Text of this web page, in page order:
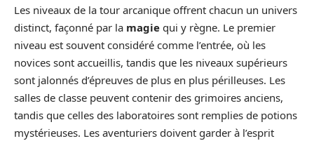
Les niveaux de la tour arcanique offrent chacun un univers
distinct, façonné par la magie qui y règne. Le premier
niveau est souvent considéré comme l’entrée, où les
novices sont accueillis, tandis que les niveaux supérieurs
sont jalonnés d’épreuves de plus en plus périlleuses. Les
salles de classe peuvent contenir des grimoires anciens,
tandis que celles des laboratoires sont remplies de potions
mystérieuses. Les aventuriers doivent garder à l’esprit